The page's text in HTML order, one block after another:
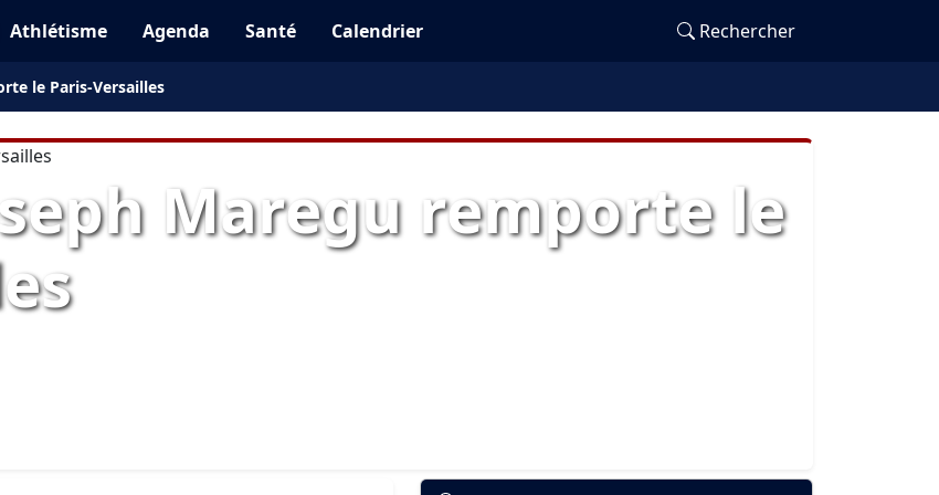
Athlétisme Agenda Santé Calendrier Rechercher
le Paris-Versailles
Maregu remporte le